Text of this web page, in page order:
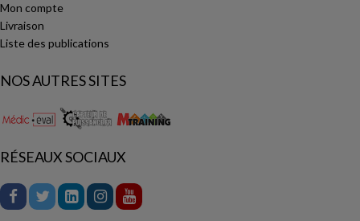
Mon compte
Livraison
Liste des publications
NOS AUTRES SITES
RÉSEAUX SOCIAUX